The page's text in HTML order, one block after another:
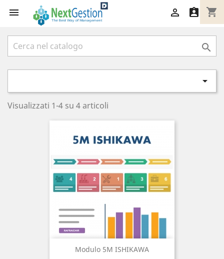
 shopping_cart
 


Visualizzati 1-4 su 4 articoli
Modulo 5M ISHIKAWA